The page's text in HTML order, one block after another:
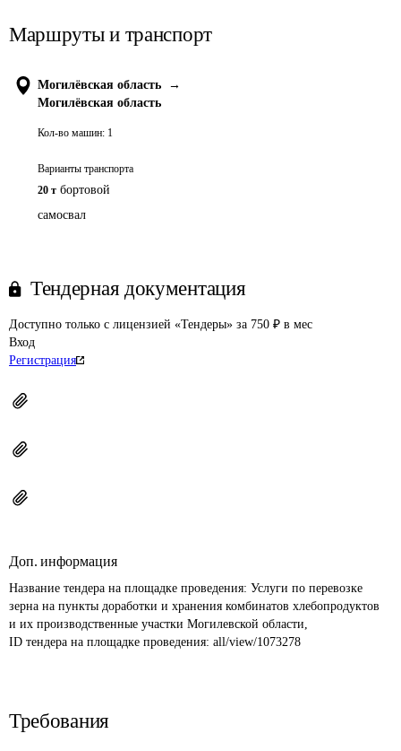
Маршруты и транспорт
Могилёвская область
→
Могилёвская область
Кол-во машин: 1
Варианты транспорта
20 т бортовой
самосвал
Тендерная документация
Доступно только с лицензией «Тендеры» за 750 ₽ в мес
Вход
Регистрация
Доп. информация
Название тендера на площадке проведения: Услуги по перевозке
зерна на пункты доработки и хранения комбинатов хлебопродуктов
и их производственные участки Могилевской области,
ID тендера на площадке проведения: all/view/1073278
Требования